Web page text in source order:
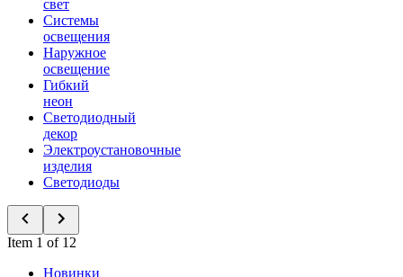
свет
Системы
освещения
Наружное
освещение
Гибкий
неон
Светодиодный
декор
Электроустановочные
изделия
Светодиоды
Item 1 of 12
Новинки